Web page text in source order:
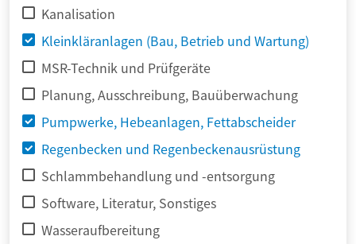
Kanalisation
Kleinkläranlagen (Bau, Betrieb und Wartung)
MSR-Technik und Prüfgeräte
Planung, Ausschreibung, Bauüberwachung
Pumpwerke, Hebeanlagen, Fettabscheider
Regenbecken und Regenbeckenausrüstung
Schlammbehandlung und -entsorgung
Software, Literatur, Sonstiges
Wasseraufbereitung